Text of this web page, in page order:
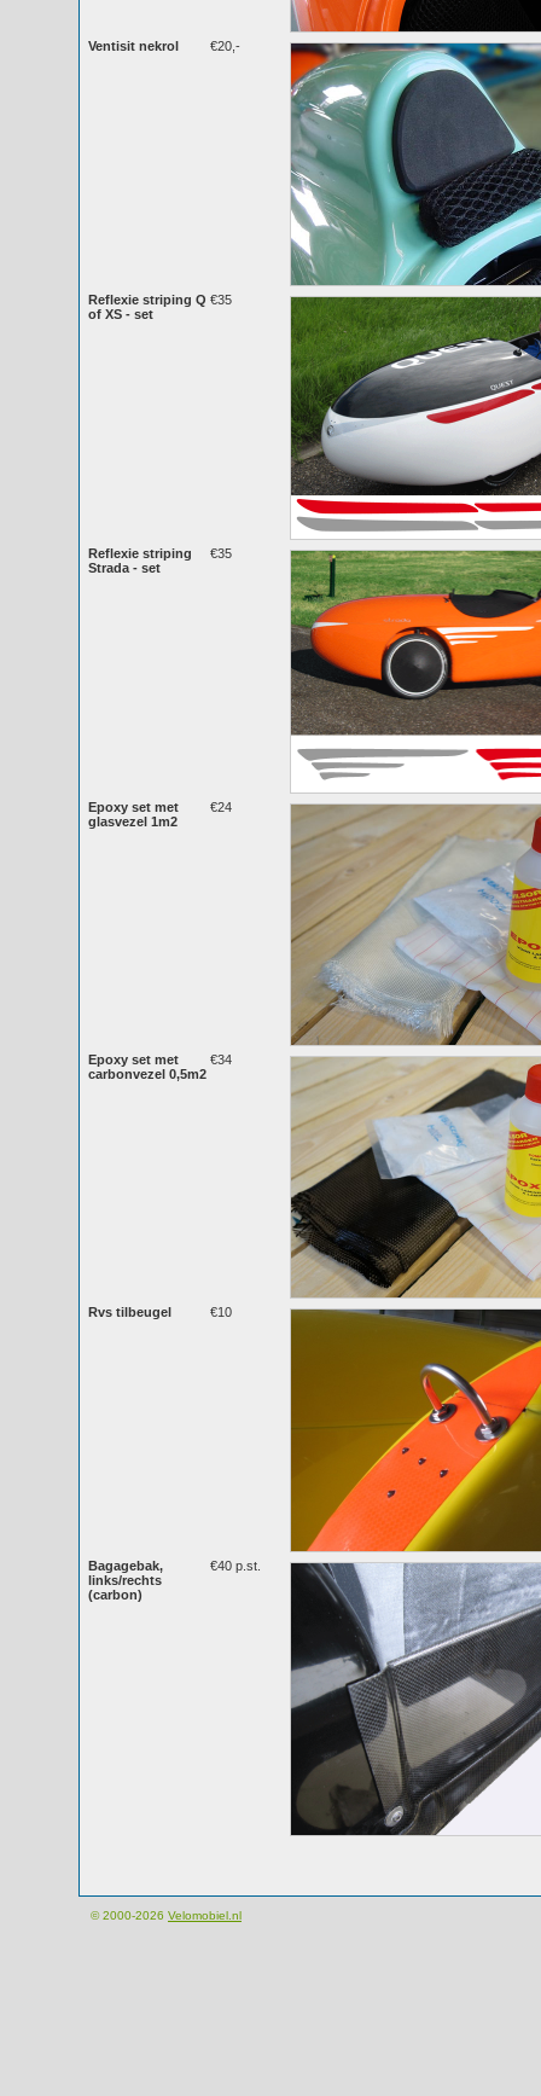
Ventisit nekrol €20,-
Reflexie striping Q
of XS - set
€35
Reflexie striping
Strada - set
€35
Epoxy set met
glasvezel 1m2
€24
Epoxy set met
carbonvezel 0,5m2
€34
Rvs tilbeugel €10
Bagagebak,
links/rechts
(carbon)
€40 p.st.
© 2000-2026 Velomobiel.nl